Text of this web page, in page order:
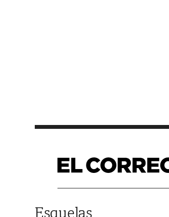
Esquelas